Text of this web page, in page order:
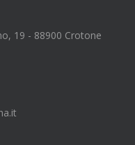
19 - 88900 Crotone